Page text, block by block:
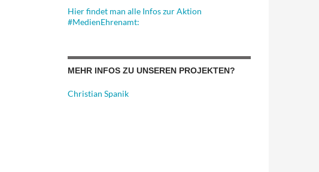
Hier findet man alle Infos zur Aktion
#MedienEhrenamt:
MEHR INFOS ZU UNSEREN PROJEKTEN?
Christian Spanik